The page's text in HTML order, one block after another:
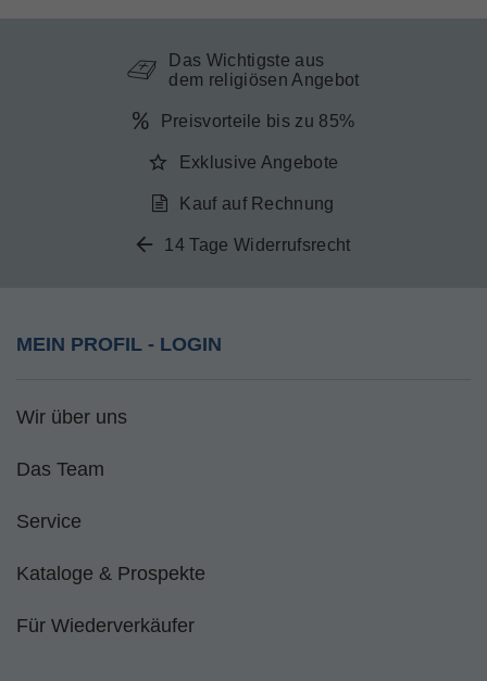
Das Wichtigste aus
dem religiösen Angebot
Preisvorteile bis zu 85%
Exklusive Angebote
Kauf auf Rechnung
14 Tage Widerrufsrecht
MEIN PROFIL - LOGIN
Wir über uns
Das Team
Service
Kataloge & Prospekte
Für Wiederverkäufer